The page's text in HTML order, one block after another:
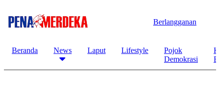
Berlangganan
Beranda News Laput Lifestyle
Pojok
Demokrasi